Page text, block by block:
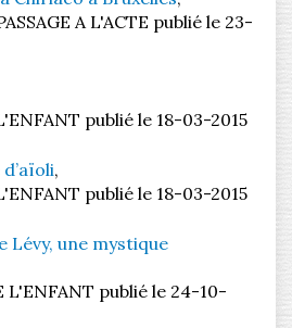
A L'ACTE publié le 23-
publié le 18-03-2015
,
publié le 18-03-2015
Lévy, une mystique
L'ENFANT publié le 24-10-